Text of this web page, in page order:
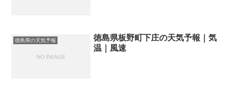
徳島県の天気予報
徳島県板野町下庄の天気予報｜気
温｜風速